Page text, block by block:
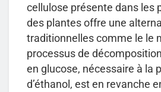
cellulose présente dans les
des plantes offre une
traditionnelles comme le le
processus de
en glucose, nécessaire à la
d’éthanol, est en revanche